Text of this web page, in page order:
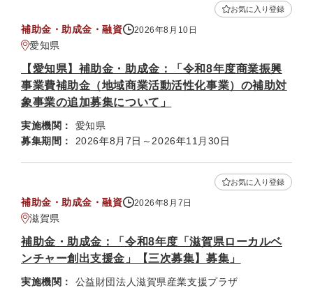
補助金・助成金・融資 2026年8月10日
愛知県
お気に入り登録
【愛知県】補助金・助成金：「令和8年度商業振興
事業費補助金（地域商業活動活性化事業）の補助対
象事業の追加募集について」
実施機関：
愛知県
募集期間：
2026年8月7日～2026年11月30日
補助金・助成金・融資 2026年8月7日
滋賀県
お気に入り登録
補助金・助成金：「令和8年度「滋賀県ローカルベ
ンチャー創出支援金」【三次募集】募集」
実施機関：
公益財団法人滋賀県産業支援プラザ